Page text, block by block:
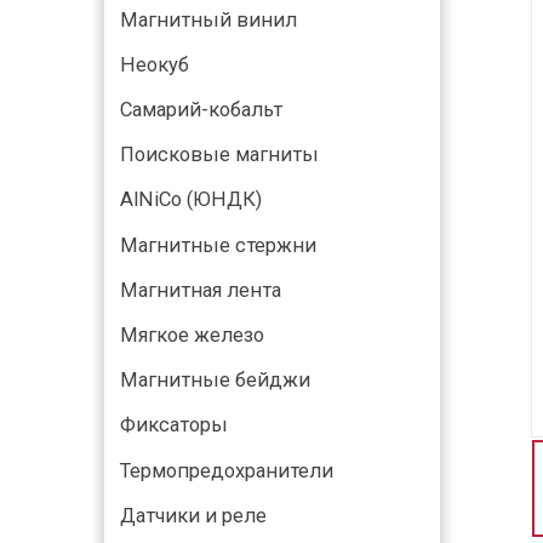
Магнитный винил
Неокуб
Самарий-кобальт
Поисковые магниты
AlNiCo (ЮНДК)
Магнитные стержни
Магнитная лента
Мягкое железо
Магнитные бейджи
Фиксаторы
Термопредохранители
Датчики и реле